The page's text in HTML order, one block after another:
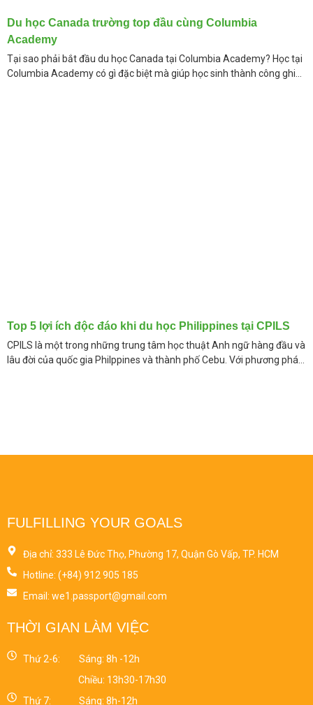
Du học Canada trường top đầu cùng Columbia
Academy
Tại sao phải bắt đầu du học Canada tại Columbia Academy? Học tại
Columbia Academy có gì đặc biệt mà giúp học sinh thành công ghi
Top 5 lợi ích độc đáo khi du học Philippines tại CPILS
CPILS là một trong những trung tâm học thuật Anh ngữ hàng đầu và
lâu đời của quốc gia Philppines và thành phố Cebu. Với phương pháp
FULFILLING YOUR GOALS
Địa chỉ: 333 Lê Đức Thọ, Phường 17, Quận Gò Vấp, TP. HCM
Hotline: (+84) 912 905 185
Email: we1.passport@gmail.com
THỜI GIAN LÀM VIỆC
Thứ 2-6:
Sáng: 8h -12h
Chiều: 13h30-17h30
Thứ 7:
Sáng: 8h-12h